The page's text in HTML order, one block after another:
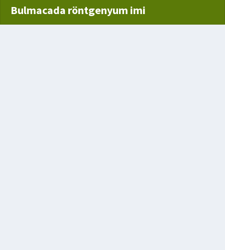
Bulmacada röntgenyum imi